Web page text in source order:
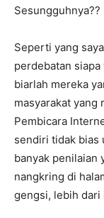
Sesungguhnya??
Seperti yang
perdebatan
biarlah mereka
masyarakat yang
Pembicara
sendiri tidak bias
banyak penilaian
nangkring di
gengsi, lebih dari